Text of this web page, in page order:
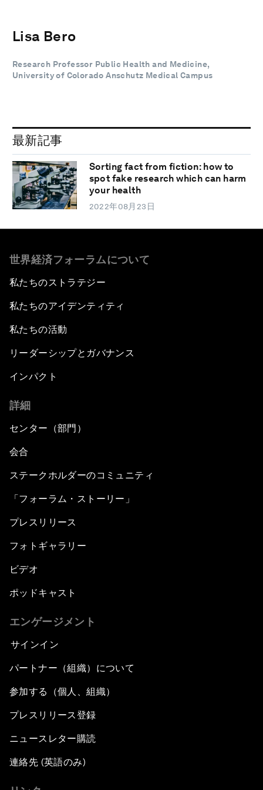
Lisa Bero
Research Professor Public Health and Medicine,
University of Colorado Anschutz Medical Campus
最新記事
Sorting fact from fiction: how to
spot fake research which can harm
your health
2022年08月23日
世界経済フォーラムについて
私たちのストラテジー
私たちのアイデンティティ
私たちの活動
リーダーシップとガバナンス
インパクト
詳細
センター（部門）
会合
ステークホルダーのコミュニティ
「フォーラム・ストーリー」
プレスリリース
フォトギャラリー
ビデオ
ポッドキャスト
エンゲージメント
サインイン
パートナー（組織）について
参加する（個人、組織）
プレスリリース登録
ニュースレター購読
連絡先 (英語のみ)